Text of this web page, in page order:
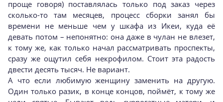
проще говоря) поставлялась только под заказ через
сколько-то там месяцев, процесс сборки занял бы
времени не меньше чем у шкафа из Икеи, куда её
девать потом – непонятно: она даже в чулан не влезет,
к тому же, как только начал рассматривать проспекты,
сразу же ощутил себя некрофилом. Стоит эта радость
двести десять тысяч. Не вариант.
А что если любимую женщину заменить на другую.
Один только разик, в конце концов, поймёт, к тому же